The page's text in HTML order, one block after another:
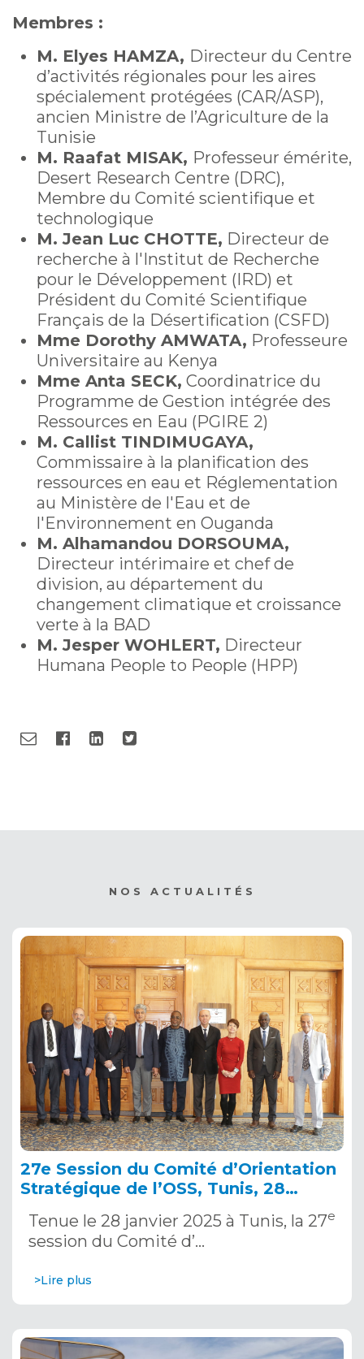
Membres :
M. Elyes HAMZA, Directeur du Centre
d’activités régionales pour les aires
spécialement protégées (CAR/ASP),
ancien Ministre de l’Agriculture de la
Tunisie
M. Raafat MISAK, Professeur émérite,
Desert Research Centre (DRC),
Membre du Comité scientifique et
technologique
M. Jean Luc CHOTTE, Directeur de
recherche à l'Institut de Recherche
pour le Développement (IRD) et
Président du Comité Scientifique
Français de la Désertification (CSFD)
Mme Dorothy AMWATA, Professeure
Universitaire au Kenya
Mme Anta SECK, Coordinatrice du
Programme de Gestion intégrée des
Ressources en Eau (PGIRE 2)
M. Callist TINDIMUGAYA,
Commissaire à la planification des
ressources en eau et Réglementation
au Ministère de l'Eau et de
l'Environnement en Ouganda
M. Alhamandou DORSOUMA,
Directeur intérimaire et chef de
division, au département du
changement climatique et croissance
verte à la BAD
M. Jesper WOHLERT, Directeur
Humana People to People (HPP)
NOS ACTUALITÉS
27e Session du Comité d’Orientation
Stratégique de l’OSS, Tunis, 28
Tenue le 28 janvier 2025 à Tunis, la 27e
session du Comité d’…
>Lire plus